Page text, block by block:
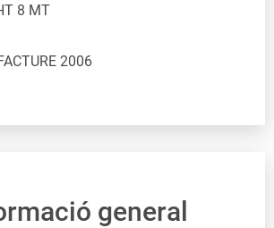
8 MT
2006
general